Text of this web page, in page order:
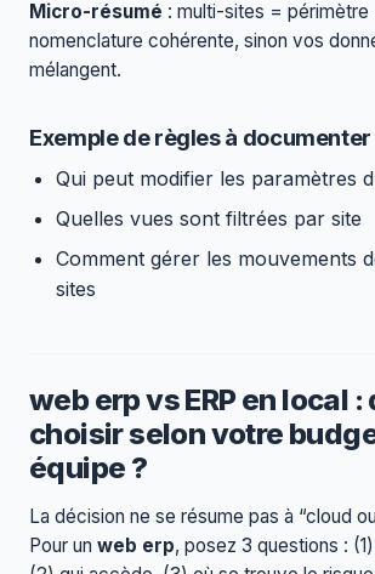
Micro-résumé : multi-sites = périmètre
nomenclature cohérente, sinon vos
mélangent.
Exemple de règles à documenter
Qui peut modifier les paramètres
Quelles vues sont filtrées par site
Comment gérer les mouvements
sites
web erp vs ERP en local :
choisir selon votre
équipe ?
La décision ne se résume pas à “cloud
Pour un web erp, posez 3 questions :